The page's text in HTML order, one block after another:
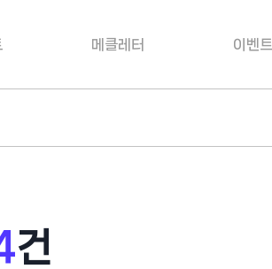
메클레터 이벤트
건